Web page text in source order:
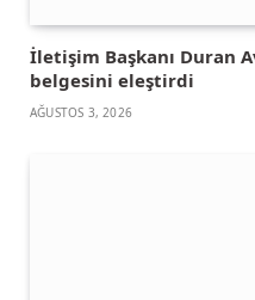
İletişim Başkanı Duran
belgesini eleştirdi
AĞUSTOS 3, 2026